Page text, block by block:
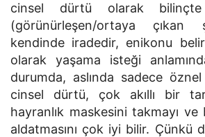
cinsel dürtü olarak bilinçte
(görünürleşen/ortaya
kendinde iradedir, enikonu
olarak yaşama isteği
durumda, aslında sadece
cinsel dürtü, çok akıllı bir
hayranlık maskesini takmayı
aldatmasını çok iyi bilir. Çünkü